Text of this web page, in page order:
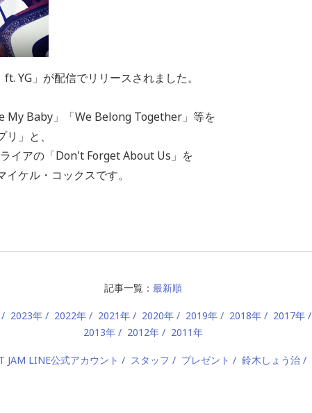
YG」が配信でリリースされました。
My Baby」「We Belong Together」等を
」と、
イアの「Don't Forget About Us」を
ケル・コックスです。
記事一覧： 最新順
2023年 2022年 2021年 2020年 2019年 2018年 2017年
2013年
2012年 2011年
JAM LINE公式アカウント スタッフ プレゼント 鈴木しょう治